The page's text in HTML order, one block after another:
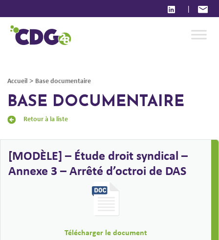
|
Accueil > Base documentaire
BASE DOCUMENTAIRE
Retour à la liste
[MODÈLE] – Étude droit syndical –
Annexe 3 – Arrêté d’octroi de DAS
Télécharger le document